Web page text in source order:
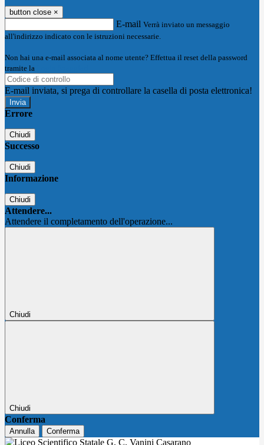
button close ×
E-mail Verrà inviato un messaggio
all'indirizzo indicato con le istruzioni necessarie.
Non hai una e-mail associata al nome utente? Effettua il reset della password
tramite la
E-mail inviata, si prega di controllare la casella di posta elettronica!
Errore
Chiudi
Successo
Chiudi
Informazione
Chiudi
Attendere...
Attendere il completamento dell'operazione...
Chiudi
Chiudi
Conferma
Annulla Conferma